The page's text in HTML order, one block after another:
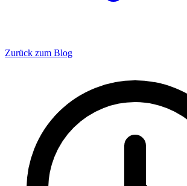
Zurück zum Blog